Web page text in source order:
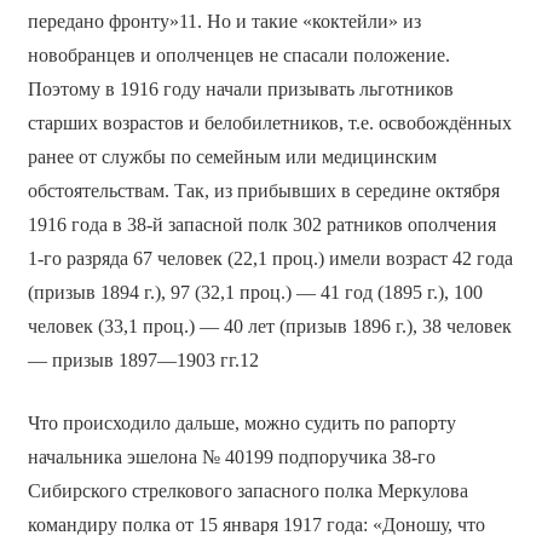
передано фронту»11. Но и такие «коктейли» из
новобранцев и ополченцев не спасали положение.
Поэтому в 1916 году начали призывать льготников
старших возрастов и белобилетников, т.е. освобождённых
ранее от службы по семейным или медицинским
обстоятельствам. Так, из прибывших в середине октября
1916 года в 38-й запасной полк 302 ратников ополчения
1-го разряда 67 человек (22,1 проц.) имели возраст 42 года
(призыв 1894 г.), 97 (32,1 проц.) — 41 год (1895 г.), 100
человек (33,1 проц.) — 40 лет (призыв 1896 г.), 38 человек
— призыв 1897—1903 гг.12
Что происходило дальше, можно судить по рапорту
начальника эшелона № 40199 подпоручика 38-го
Сибирского стрелкового запасного полка Меркулова
командиру полка от 15 января 1917 года: «Доношу, что